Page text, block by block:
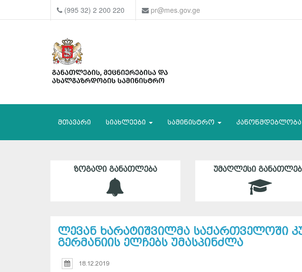
(995 32) 2 200 220 pr@mes.gov.ge
მთავარი სიახლეები სამინისტრო კანონმდებლობა
ᲖᲝᲒᲐᲓᲘ ᲒᲐᲜᲐᲗᲚᲔᲑᲐ ᲣᲛᲐᲦᲚᲔᲡᲘ
ლევან ხარატიშვილმა საქართველოში
გერმანიის ელჩებს უმასპინძლა
18.12.2019